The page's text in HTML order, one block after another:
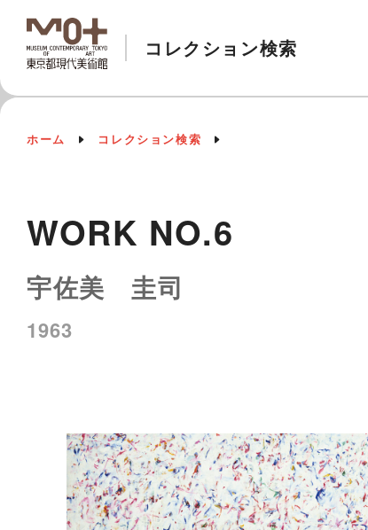
コレクション検索
ホーム コレクション検索
WORK NO.6
宇佐美 圭司
1963